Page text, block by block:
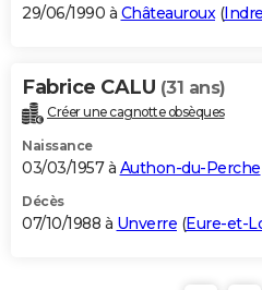
29/06/1990 à Châteauroux(Indre
Fabrice CALU (31 ans)
Créer une cagnotte obsèques
Naissance
03/03/1957 à Authon-du-Perche
Décès
07/10/1988 à Unverre (Eure-et-